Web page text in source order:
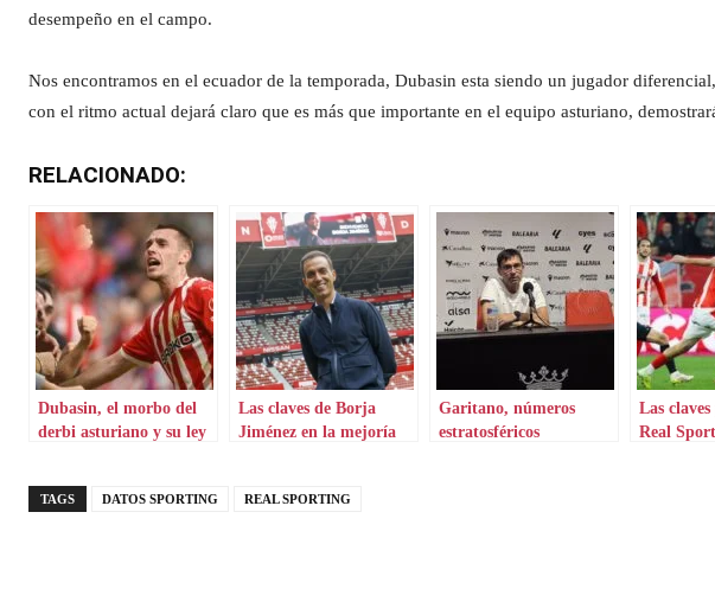
desempeño en el campo.
Nos encontramos en el ecuador de la temporada, Dubasin esta siendo un jugador
con el ritmo actual dejará claro que es más que importante en el equipo asturiano,
RELACIONADO:
Dubasin, el morbo del
derbi asturiano y su ley
Las claves de Borja
Jiménez en la mejoría
Garitano, números
estratosféricos
Las
Real
TAGS DATOS SPORTING REAL SPORTING